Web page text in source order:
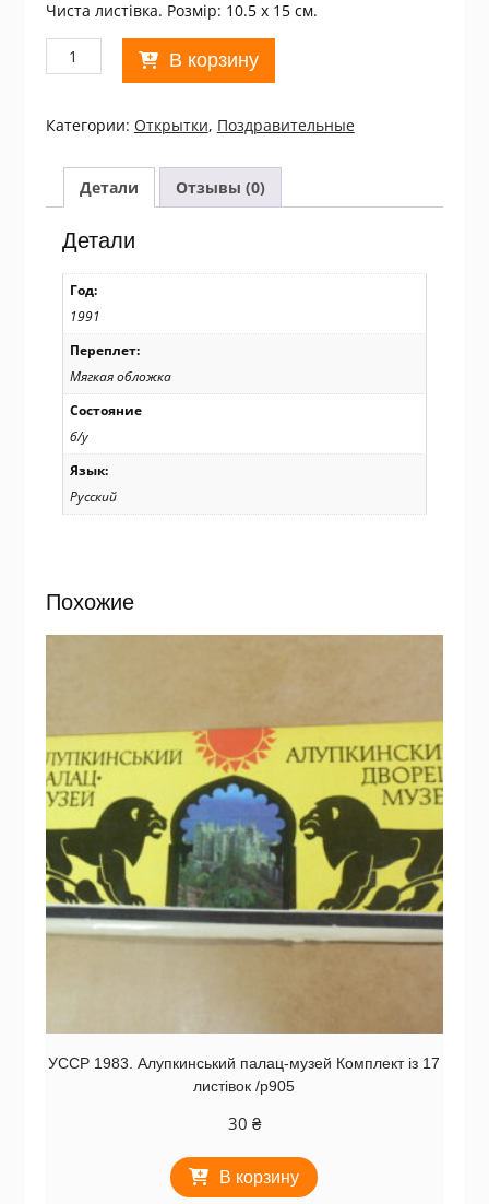
Чиста листівка. Розмір: 10.5 х 15 см.
Количество
товара
1991.
Новым
годом!
Художник
Соколова
р203
В корзину
Категории: Открытки, Поздравительные
Детали Отзывы (0)
Детали
Год:
1991
Переплет:
Мягкая обложка
Состояние
б/у
Язык:
Русский
Похожие
УССР 1983. Алупкинський палац-музей Комплект із 17
листівок /р905
30 ₴
В корзину